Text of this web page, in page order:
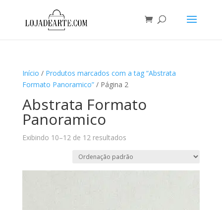
Início / Produtos marcados com a tag “Abstrata
Formato Panoramico”/ Página 2
Abstrata Formato
Panoramico
Exibindo 10–12 de 12 resultados